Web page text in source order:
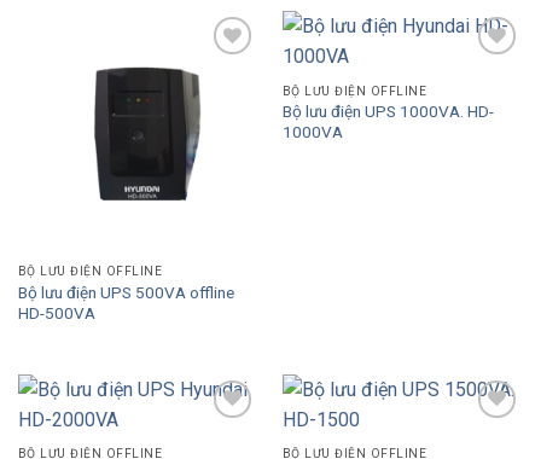
Wishlist
BỘ LƯU ĐIỆN OFFLINE
Bộ lưu điện UPS 500VA offline
HD-500VA
BỘ LƯU ĐIỆN OFFLINE
Bộ lưu điện UPS 1000VA. HD-
1000VA
BỘ LƯU ĐIỆN OFFLINE BỘ LƯU ĐIỆN OFFLINE